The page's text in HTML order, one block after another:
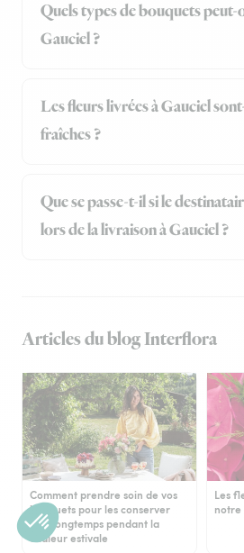
Quels types de bouquets peut-
Gauciel ?
Les fleurs livrées à Gauciel
fraîches ?
Que se passe-t-il si le
lors de la livraison à Gauciel ?
Articles du blog Interflora
Comment prendre soin de vos
bouquets pour les conserver
plus longtemps pendant la
chaleur estivale
Les
notre